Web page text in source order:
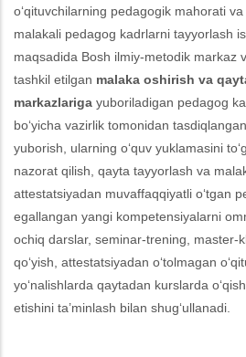
o‘qituvchilarning pedagogik mahorati
malakali pedagog kadrlarni tayyorlash
maqsadida Bosh ilmiy-metodik markaz
tashkil etilgan malaka oshirish va
markazlariga yuboriladigan pedagog
bo‘yicha vazirlik tomonidan
yuborish, ularning o‘quv yuklamasini
nazorat qilish, qayta tayyorlash va
attestatsiyadan muvaffaqqiyatli o‘tgan
egallangan yangi kompetensiyalarni
ochiq darslar, seminar-trening, master-
qo‘yish, attestatsiyadan o‘tolmagan
yo‘nalishlarda qaytadan kurslarda
etishini ta’minlash bilan shug‘ullanadi.